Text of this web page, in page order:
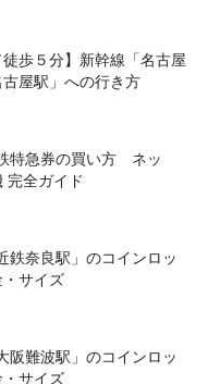
徒歩５分】新幹線「名古屋
屋駅」への行き方
特急券の買い方 ネッ
完全ガイド
鉄奈良駅」のコインロッ
サイズ
阪難波駅」のコインロッ
サイズ